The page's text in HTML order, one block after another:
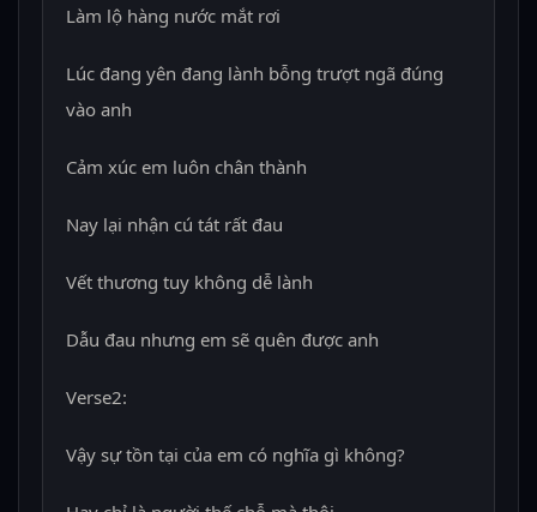
Làm lộ hàng nước mắt rơi
Lúc đang yên đang lành bỗng trượt ngã đúng
vào anh
Cảm xúc em luôn chân thành
Nay lại nhận cú tát rất đau
Vết thương tuy không dễ lành
Dẫu đau nhưng em sẽ quên được anh
Verse2:
Vậy sự tồn tại của em có nghĩa gì không?